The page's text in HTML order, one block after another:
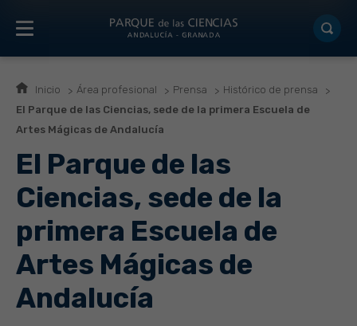
Inicio Área profesional Prensa
Histórico de prensa
El Parque de las Ciencias, sede de la primera Escuela de
Artes Mágicas de Andalucía
El Parque de las
Ciencias, sede de la
primera Escuela de
Artes Mágicas de
Andalucía